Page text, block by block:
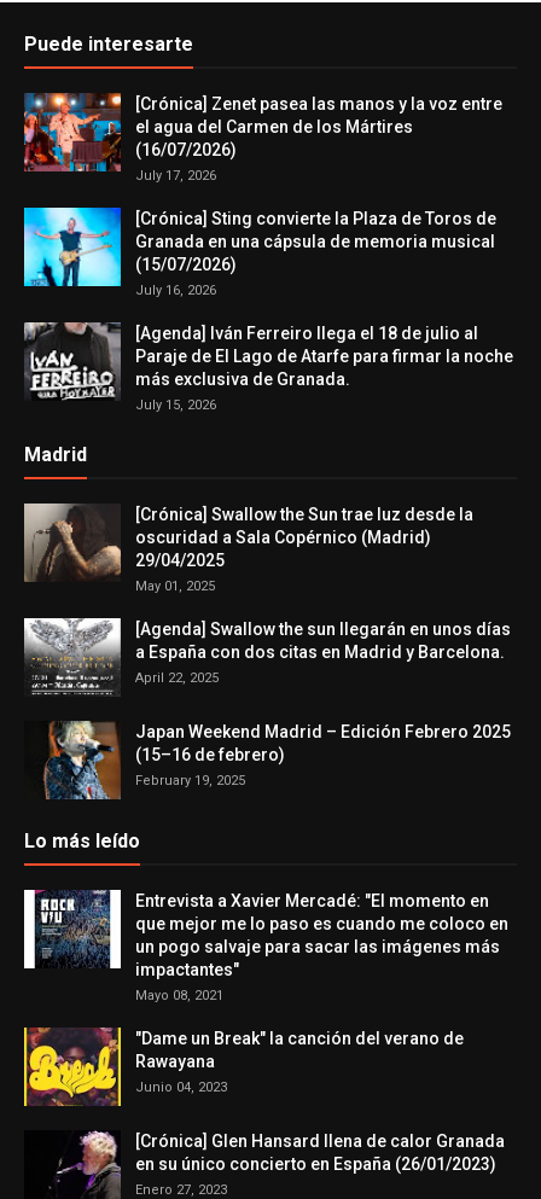
Puede interesarte
[Crónica] Zenet pasea las manos y la voz entre
el agua del Carmen de los Mártires
(16/07/2026)
July 17, 2026
[Crónica] Sting convierte la Plaza de Toros de
Granada en una cápsula de memoria musical
(15/07/2026)
July 16, 2026
[Agenda] Iván Ferreiro llega el 18 de julio al
Paraje de El Lago de Atarfe para firmar la noche
más exclusiva de Granada.
July 15, 2026
Madrid
[Crónica] Swallow the Sun trae luz desde la
oscuridad a Sala Copérnico (Madrid)
29/04/2025
May 01, 2025
[Agenda] Swallow the sun llegarán en unos días
a España con dos citas en Madrid y Barcelona.
April 22, 2025
Japan Weekend Madrid – Edición Febrero 2025
(15–16 de febrero)
February 19, 2025
Lo más leído
Entrevista a Xavier Mercadé: "El momento en
que mejor me lo paso es cuando me coloco en
un pogo salvaje para sacar las imágenes más
impactantes"
Mayo 08, 2021
"Dame un Break" la canción del verano de
Rawayana
Junio 04, 2023
[Crónica] Glen Hansard llena de calor Granada
en su único concierto en España (26/01/2023)
Enero 27, 2023